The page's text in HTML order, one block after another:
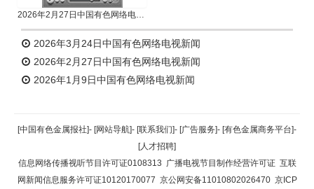
2026年2月27日中国有色网络电视新闻
2026年3月24日中国有色网络电视新闻
2026年2月27日中国有色网络电视新闻
2026年1月9日中国有色网络电视新闻
[中国有色金属报社]- [网站导航]- [联系我们]- [广告服务]- [有色金属商务平台]-
[人才招聘]
信息网络传播视听节目许可证0108313 广播电视节目制作经营许可证 互联
网新闻信息服务许可证10120170077 京公网安备11010802026470 京ICP